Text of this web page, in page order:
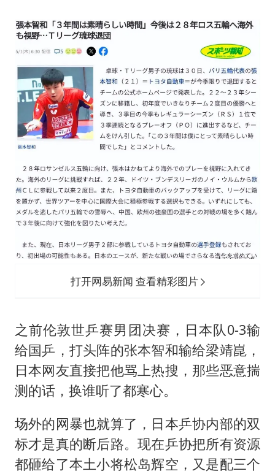
打开网易新闻 查看精彩图片
之前伦敦世乒赛男团决赛，日本队0-3输
给国乒，打头阵的张本智和输给梁靖崑，
日本网友直接把他骂上热搜，那些恶意揣
测的话，换谁听了都寒心。
场外的网暴也就算了，日本乒协内部的双
标才是真的断后路。现在乒协把所有资源
都砸给了本土小将松岛辉空，又是配三个